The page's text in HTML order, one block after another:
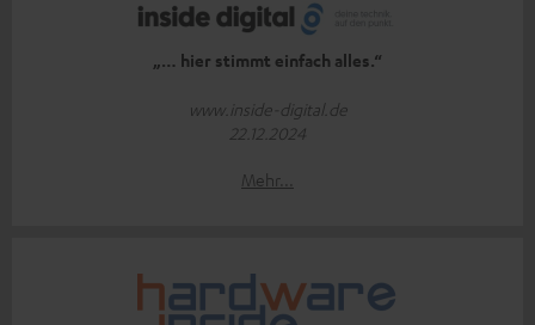
„… hier stimmt einfach alles.“
www.inside-digital.de
22.12.2024
Mehr...